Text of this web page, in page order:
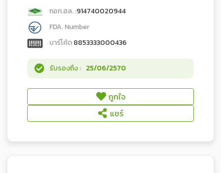
กอท.ฮล. :914740020944
FDA. Number
บาร์โค้ด8853333000436
รับรองถึง : 25/06/2570
ถูกใจ
แชร์